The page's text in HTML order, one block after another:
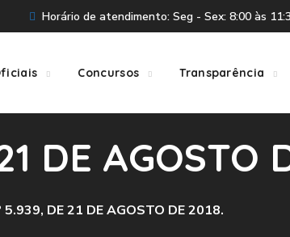
Horário de atendimento: Seg - Sex: 8:00 às
Concursos Transparência
DE AGOSTO
5.939, DE 21 DE AGOSTO DE 2018.